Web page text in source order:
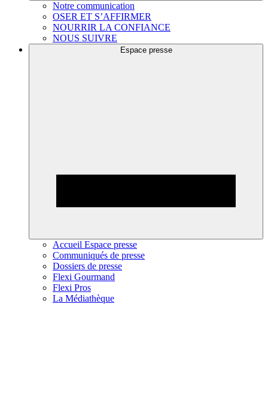
Notre communication
OSER ET S’AFFIRMER
NOURRIR LA CONFIANCE
NOUS SUIVRE
Espace presse
Accueil Espace presse
Communiqués de presse
Dossiers de presse
Flexi Gourmand
Flexi Pros
La Médiathèque